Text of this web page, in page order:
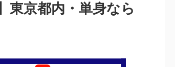
東京都内・単身なら